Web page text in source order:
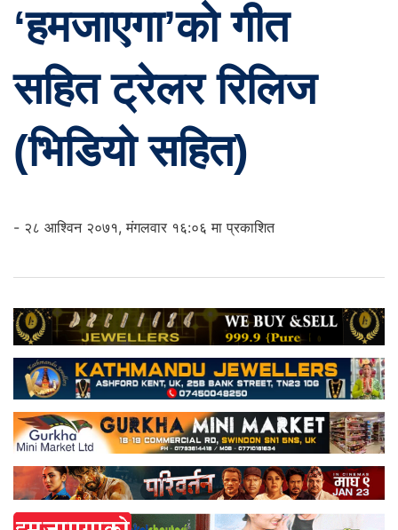
‘हमजाएगा’को गीत
सहित ट्रेलर रिलिज
(भिडियो सहित)
- २८ आश्विन २०७१, मंगलवार १६:०६ मा प्रकाशित